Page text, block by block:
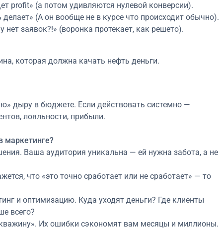
profit» (а потом удивляются нулевой конверсии).
(А он вообще не в курсе что происходит обычно).
заявок?!» (воронка протекает, как решето).
которая должна качать нефть деньги.
дыру в бюджете. Если действовать системно —
лояльности, прибыли.
маркетинге?
что «это точно сработает или не сработает» — то
и оптимизацию. Куда уходят деньги? Где клиенты
всего?
Их ошибки сэкономят вам месяцы и миллионы.